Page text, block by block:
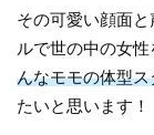
その可愛い顔面
ルで世の中の女
んなモモの体型
たいと思います！